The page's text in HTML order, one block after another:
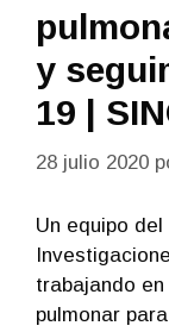
y
19 |
28 julio 2020
Un equipo
trabajando
pulmonar